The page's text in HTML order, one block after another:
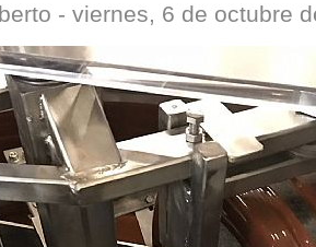
- viernes, 6 de octubre